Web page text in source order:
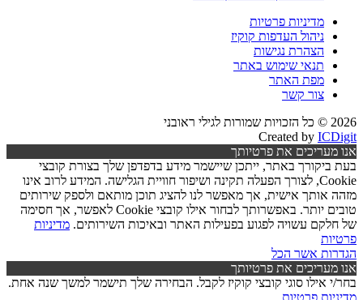
מדיניות פרטיות
ניהול העדפות קוקיז
הצהרת נגישות
תנאי שימוש באתר
מפת האתר
צור קשר
2026 © כל הזכויות שמורות לגילי ראובני
Created by ICDigit
אנו מעריכים את פרטיותך
בעת ביקורך באתר, ייתכן שיישמר מידע בדפדפן שלך בצורת קובצי
Cookie, לצורך הפעלה תקינה ושיפור חוויית הגלישה. המידע לרוב אינו
מזהה אותך אישית, אך מאפשר לנו להציג תוכן מותאם ולספק שירותים
טובים יותר. באפשרותך לבחור אילו קובצי Cookie לאפשר, אך חסימה
של חלקם עשויה לפגוע בפעילות האתר ובאיכות השירותים. מדיניות
פרטיות
הגדרות אשר הכל
אנו מעריכים את פרטיותך
בחר/י אילו סוגי קובצי קוקיז לקבל. הבחירה שלך תישמר למשך שנה אחת.